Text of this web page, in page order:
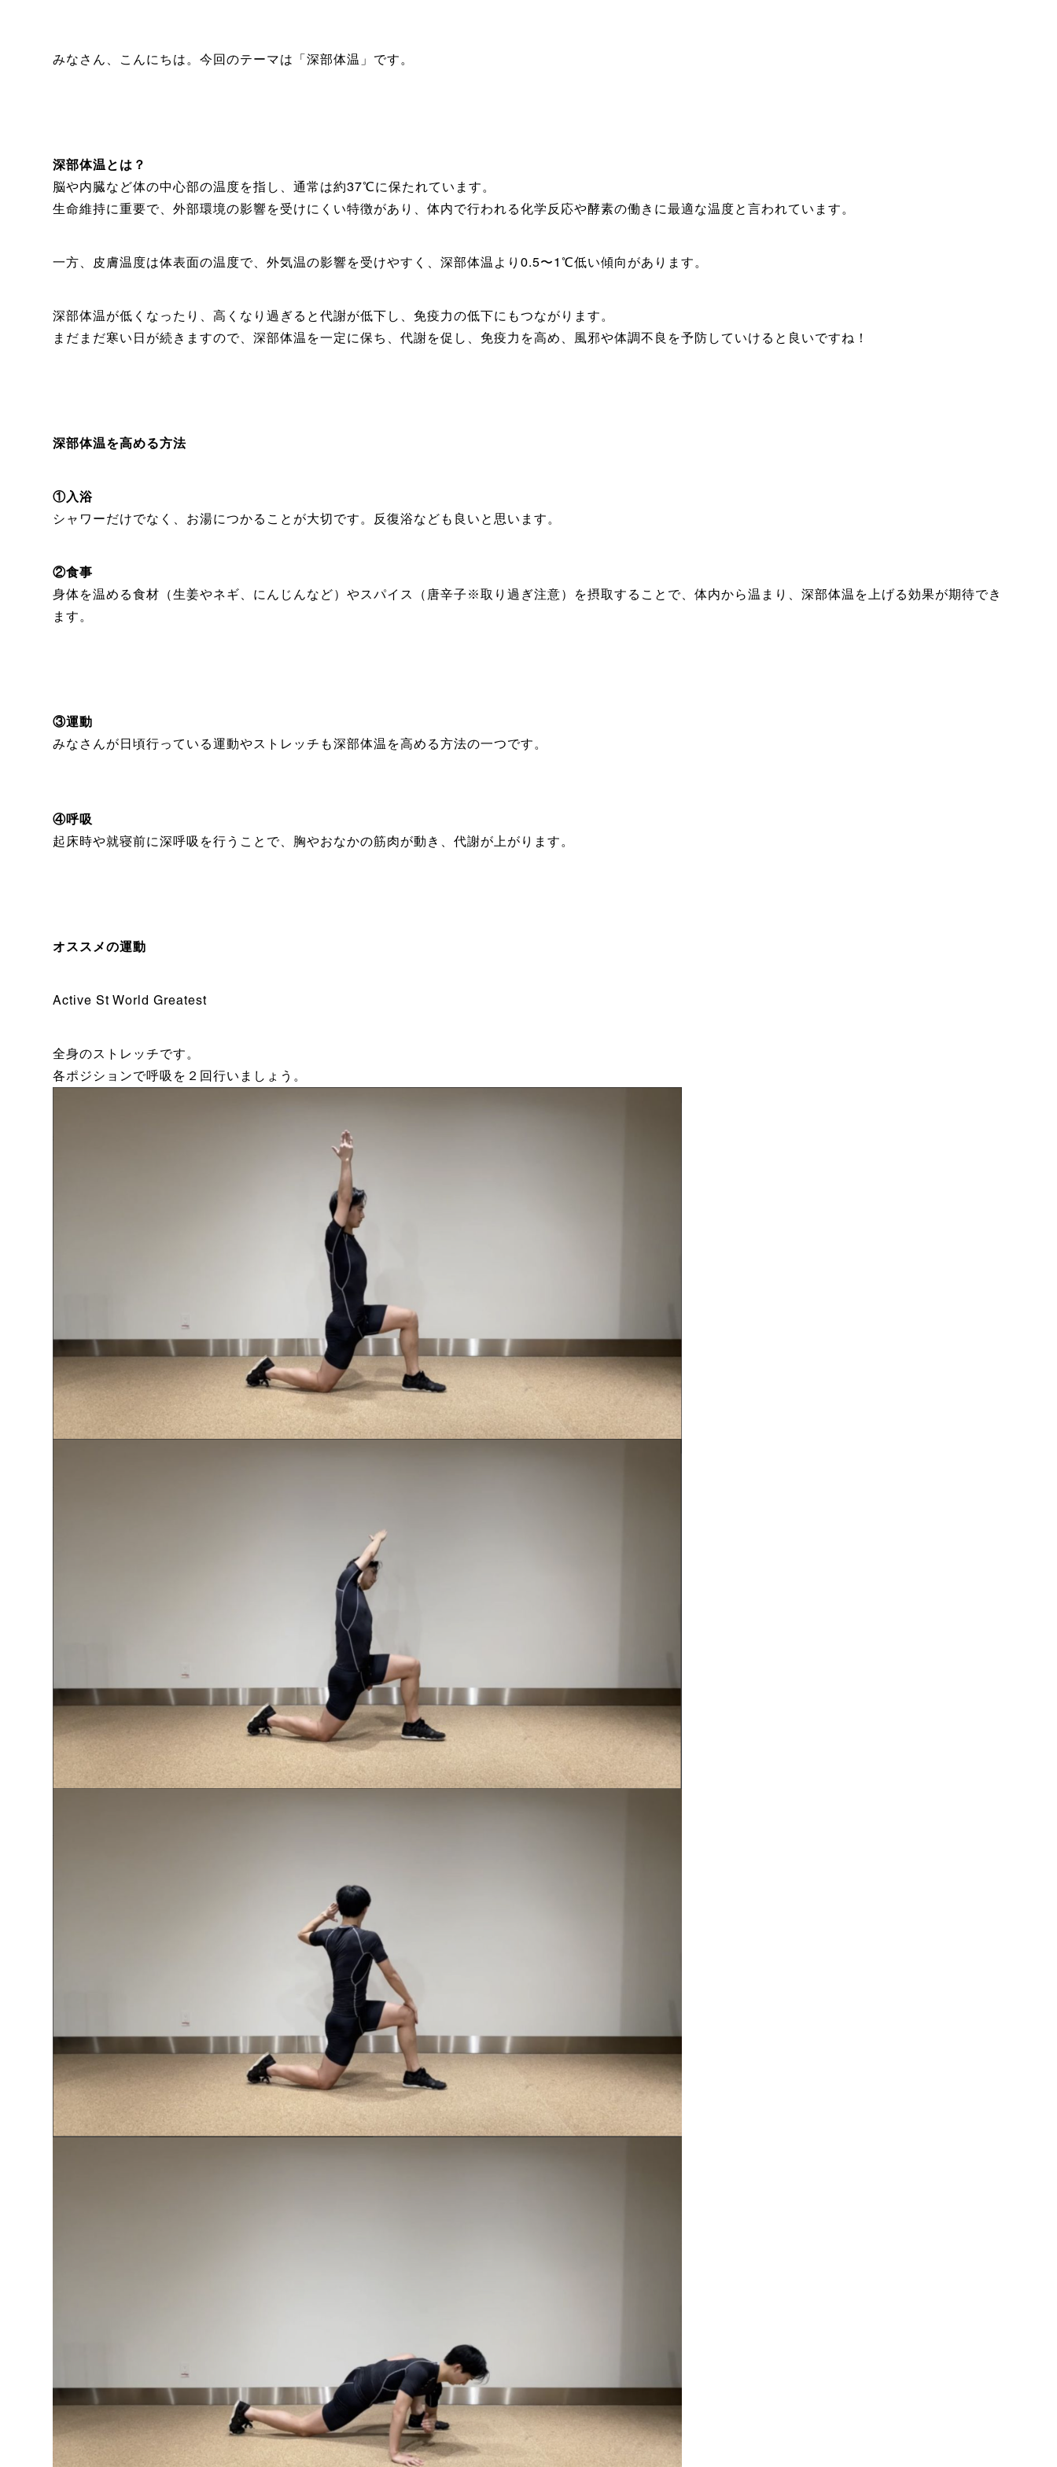
みなさん、こんにちは。今回のテーマは「深部体温」です。
深部体温とは？
脳や内臓など体の中心部の温度を指し、通常は約37℃に保たれています。
生命維持に重要で、外部環境の影響を受けにくい特徴があり、体内で行われる化学反応や酵素の働きに最適な温度と言われています。
一方、皮膚温度は体表面の温度で、外気温の影響を受けやすく、深部体温より0.5〜1℃低い傾向があります。
深部体温が低くなったり、高くなり過ぎると代謝が低下し、免疫力の低下にもつながります。
まだまだ寒い日が続きますので、深部体温を一定に保ち、代謝を促し、免疫力を高め、風邪や体調不良を予防していけると良いですね！
深部体温を高める方法
①入浴
シャワーだけでなく、お湯につかることが大切です。反復浴なども良いと思います。
②食事
身体を温める食材（生姜やネギ、にんじんなど）やスパイス（唐辛子※取り過ぎ注意）を摂取することで、体内から温まり、深部体温を上げる効果が期待でき
ます。
③運動
みなさんが日頃行っている運動やストレッチも深部体温を高める方法の一つです。
④呼吸
起床時や就寝前に深呼吸を行うことで、胸やおなかの筋肉が動き、代謝が上がります。
オススメの運動
Active St World Greatest
全身のストレッチです。
各ポジションで呼吸を２回行いましょう。